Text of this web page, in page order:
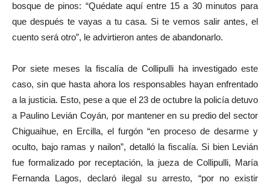
bosque de pinos: “Quédate aquí entre 15 a 30 minutos para
que después te vayas a tu casa. Si te vemos salir antes, el
cuento será otro”, le advirtieron antes de abandonarlo.
Por siete meses la fiscalía de Collipulli ha investigado este
caso, sin que hasta ahora los responsables hayan enfrentado
a la justicia. Esto, pese a que el 23 de octubre la policía detuvo
a Paulino Levián Coyán, por mantener en su predio del sector
Chiguaihue, en Ercilla, el furgón “en proceso de desarme y
oculto, bajo ramas y nailon”, detalló la fiscalía. Si bien Levián
fue formalizado por receptación, la jueza de Collipulli, María
Fernanda Lagos, declaró ilegal su arresto, “por no existir